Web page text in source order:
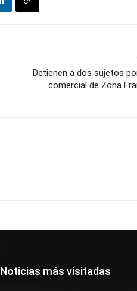
Detienen a dos sujetos
comercial de Zona
Noticias más visitadas